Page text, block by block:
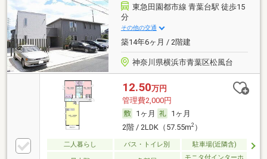
東急田園都市線 青葉台駅 徒歩15
分
その他の交通
築14年6ヶ月 / 2階建
神奈川県横浜市青葉区松風台
12.50万円
管理費2,000円
1ヶ月
1ヶ月
2階 / 2LDK（57.55m2）
二人暮らし バス・トイレ別 駐車場(近隣含)
モニタ付インターホ